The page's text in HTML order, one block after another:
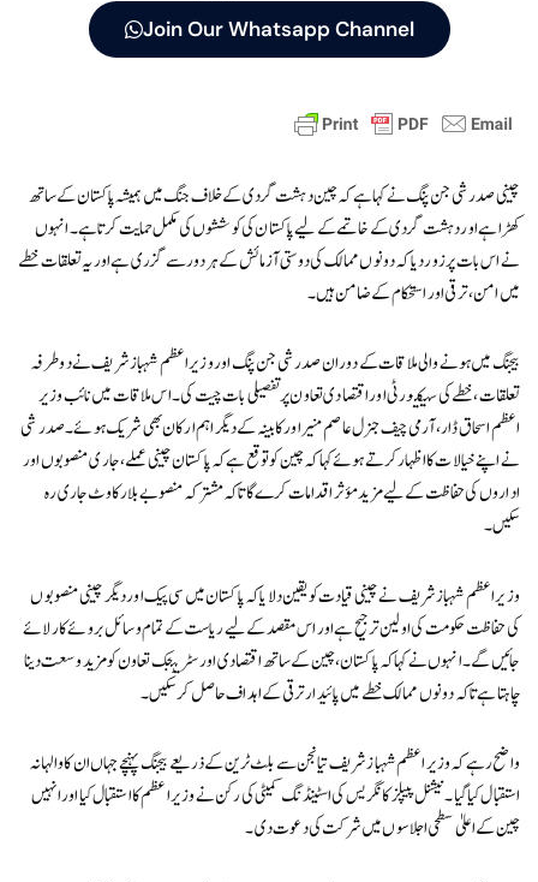
Join Our Whatsapp Channel
چینی صدر شی جن پنگ نے کہا ہے کہ چین دہشت گردی کے خلاف جنگ میں ہمیشہ پاکستان کے ساتھ
کھڑا ہے اور دہشت گردی کے خاتمے کے لیے پاکستان کی کوششوں کی مکمل حمایت کرتا ہے۔ انہوں
نے اس بات پر زور دیا کہ دونوں ممالک کی دوستی آزمائش کے ہر دور سے گزری ہے اور یہ تعلقات خطے
میں امن، ترقی اور استحکام کے ضامن ہیں۔
بیجنگ میں ہونے والی ملاقات کے دوران صدر شی جن پنگ اور وزیر اعظم شہباز شریف نے دوطرفہ
تعلقات، خطے کی سیکیورٹی اور اقتصادی تعاون پر تفصیلی بات چیت کی۔ اس ملاقات میں نائب وزیر
اعظم اسحاق ڈار، آرمی چیف جنرل عاصم منیر اور کابینہ کے دیگر اہم ارکان بھی شریک ہوئے۔ صدر شی
نے اپنے خیالات کا اظہار کرتے ہوئے کہا کہ چین کو توقع ہے کہ پاکستان چینی عملے، جاری منصوبوں اور
اداروں کی حفاظت کے لیے مزید مؤثر اقدامات کرے گا تاکہ مشترکہ منصوبے بلا رکاوٹ جاری رہ
سکیں۔
وزیر اعظم شہباز شریف نے چینی قیادت کو یقین دلایا کہ پاکستان میں سی پیک اور دیگر چینی منصوبوں
کی حفاظت حکومت کی اولین ترجیح ہے اور اس مقصد کے لیے ریاست کے تمام وسائل بروئے کار لائے
جائیں گے۔ انہوں نے کہا کہ پاکستان، چین کے ساتھ اقتصادی اور سٹریٹجک تعاون کو مزید وسعت دینا
چاہتا ہے تاکہ دونوں ممالک خطے میں پائیدار ترقی کے اہداف حاصل کر سکیں۔
واضح رہے کہ وزیر اعظم شہباز شریف تیانجن سے بلٹ ٹرین کے ذریعے بیجنگ پہنچے جہاں ان کا والہانہ
استقبال کیا گیا۔ نیشنل پیپلز کانگریس کی اسٹینڈنگ کمیٹی کی رکن نے وزیر اعظم کا استقبال کیا اور انہیں
چین کے اعلیٰ سطحی اجلاسوں میں شرکت کی دعوت دی۔